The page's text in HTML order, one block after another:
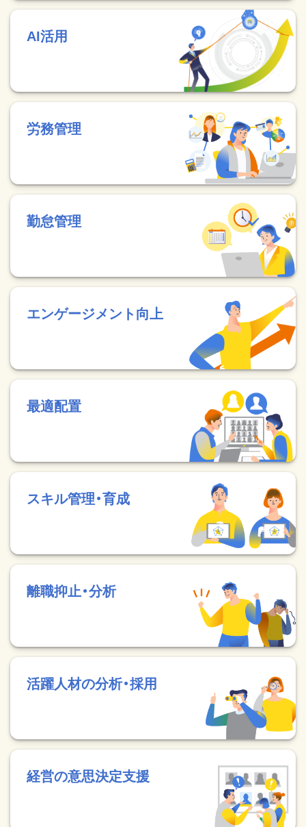
AI活用
労務管理
勤怠管理
エンゲージメント向上
最適配置
スキル管理・育成
離職抑止・分析
活躍人材の分析・採用
経営の意思決定支援